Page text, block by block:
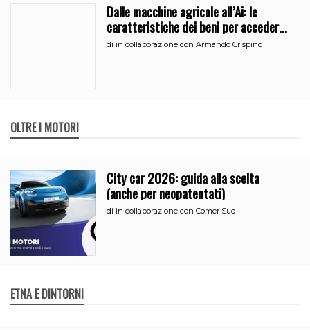
Dalle macchine agricole all’Ai: le
caratteristiche dei beni per accedere
all’iperammortamento
di in collaborazione con Armando Crispino
OLTRE I MOTORI
City car 2026: guida alla scelta
(anche per neopatentati)
di in collaborazione con Comer Sud
ETNA E DINTORNI